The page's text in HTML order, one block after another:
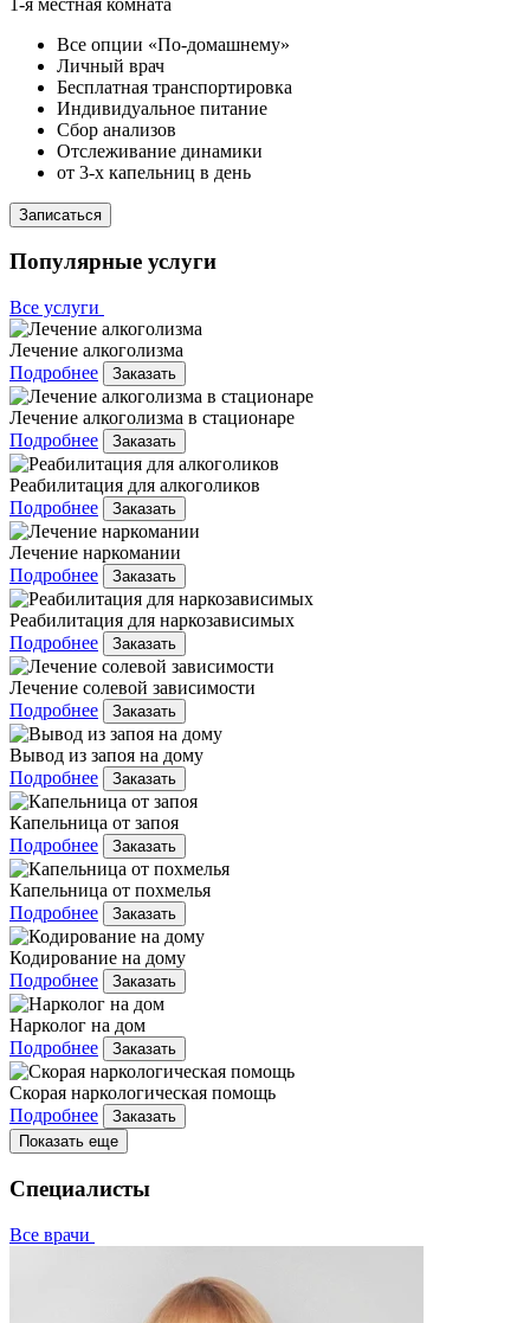
Все опции «По-домашнему»
Личный врач
Бесплатная транспортировка
Индивидуальное питание
Сбор анализов
Отслеживание динамики
от 3-х капельниц в день
Записаться
Популярные услуги
Все услуги
Лечение алкоголизма
Подробнее
Заказать
Лечение алкоголизма в стационаре
Подробнее
Заказать
Реабилитация для алкоголиков
Подробнее
Заказать
Лечение наркомании
Подробнее
Заказать
Реабилитация для наркозависимых
Подробнее
Заказать
Лечение солевой зависимости
Подробнее
Заказать
Вывод из запоя на дому
Подробнее
Заказать
Капельница от запоя
Подробнее
Заказать
Капельница от похмелья
Подробнее
Заказать
Кодирование на дому
Подробнее
Заказать
Нарколог на дом
Подробнее
Заказать
Скорая наркологическая помощь
Подробнее
Заказать
Показать еще
Специалисты
Все врачи